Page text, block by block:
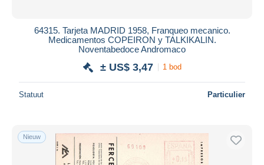
64315. Tarjeta MADRID 1958, Franqueo mecanico.
Medicamentos COPEIRON y TALKIKALIN.
Noventabedoce Andromaco
± US$ 3,47 1 bod
Statuut Particulier
Nieuw